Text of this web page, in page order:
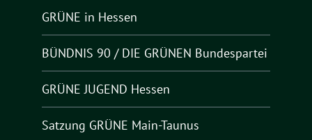
GRÜNE in Hessen
BÜNDNIS 90 / DIE GRÜNEN Bundespartei
GRÜNE JUGEND Hessen
Satzung GRÜNE Main-Taunus